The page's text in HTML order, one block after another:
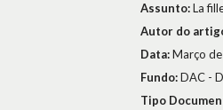
Assunto:La
Autor do
Data:Março
Fundo:DAC -
Tipo